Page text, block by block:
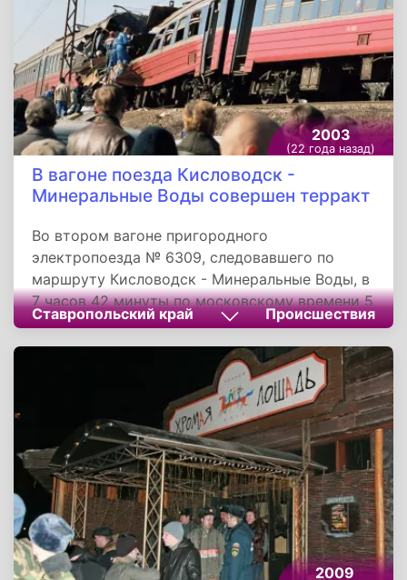
2003
(22 года назад)
В вагоне поезда Кисловодск -
Минеральные Воды совершен терракт
Во втором вагоне пригородного
электропоезда № 6309, следовавшего по
маршруту Кисловодск - Минеральные Воды, в
7 часов 42 минуты по московскому времени 5
декабря 2003 года произошел взрыв. В этот
момент электричка находилась в черте
города Ессентуки в 400 метрах от
центрального вокзала. Взрыв был настолько
мощным, что второй вагон поезда разорвало
на две части и перевернуло на бок. Десятки
людей оказались под горящими обломками.
Ставропольский край Происшествия
2009